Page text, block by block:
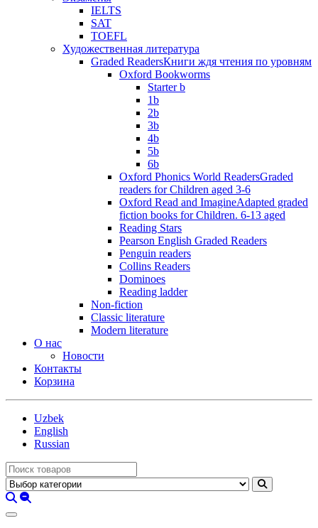
IELTS
SAT
TOEFL
Художественная литература
Graded ReadersКниги ждя чтения по уровням
Oxford Bookworms
Starter b
1b
2b
3b
4b
5b
6b
Oxford Phonics World ReadersGraded
readers for Children aged 3-6
Oxford Read and ImagineAdapted graded
fiction books for Children. 6-13 aged
Reading Stars
Pearson English Graded Readers
Penguin readers
Collins Readers
Dominoes
Reading ladder
Non-fiction
Classic literature
Modern literature
О нас
Новости
Контакты
Корзина
Uzbek
English
Russian